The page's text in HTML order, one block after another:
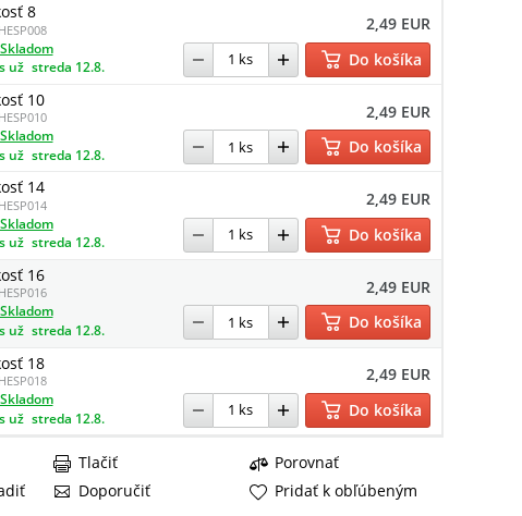
8
HESP008 2,49 EUR
už streda 12.8.
Do košíka
10
HESP010 2,49 EUR
už streda 12.8.
Do košíka
14
HESP014 2,49 EUR
už streda 12.8.
Do košíka
16
HESP016 2,49 EUR
už streda 12.8.
Do košíka
18
HESP018 2,49 EUR
už streda 12.8. Do košíka
Porovnať
Doporučiť
Tlačiť
Pridať k obľúbeným